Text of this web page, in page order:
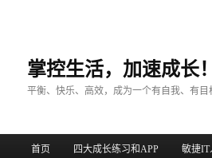
掌控生活，加速成长！
平衡、快乐、高效，成为一个有自我、有目
跳至主内容区域
跳至副内容区域
首页 四大成长练习和APP 敏捷IT